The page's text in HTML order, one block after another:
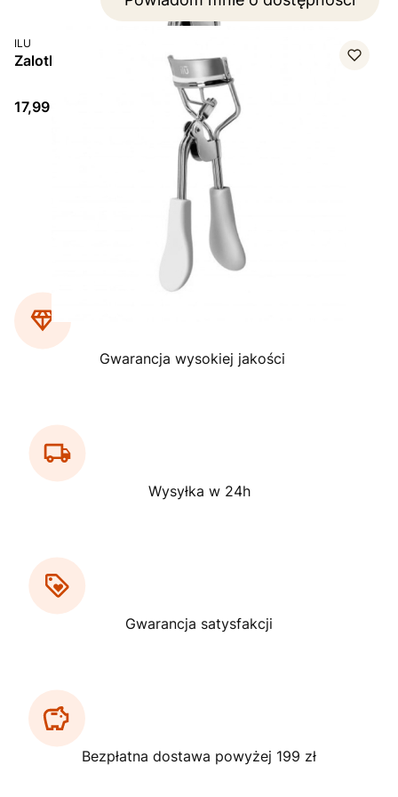
PRODUCENT
ILU
Zalotka do rzęs Ilu, TURKUSOWA, 1 szt.
Cena
17,99 zł
Strona
Gwarancja wysokiej jakości
Wysyłka w 24h
Gwarancja satysfakcji
Bezpłatna dostawa powyżej 199 zł